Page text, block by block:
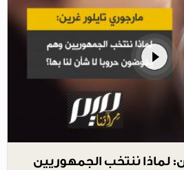
لماذا ننتخب الجمهوريين